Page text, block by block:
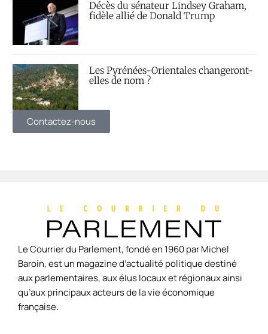
Décès du sénateur Lindsey Graham,
fidèle allié de Donald Trump
Les Pyrénées-Orientales changeront-
elles de nom ?
Contactez-nous
Le Courrier du Parlement, fondé en 1960 par Michel
Baroin, est un magazine d’actualité politique destiné
aux parlementaires, aux élus locaux et régionaux ainsi
qu’aux principaux acteurs de la vie économique
française.